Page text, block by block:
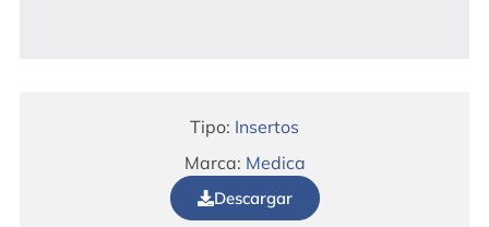
Tipo: Insertos
Marca: Medica
Descargar